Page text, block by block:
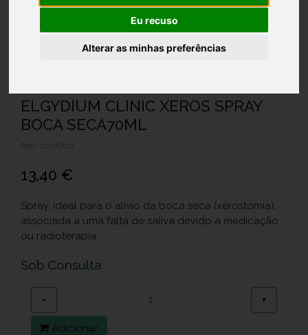
Eu recuso
Alterar as minhas preferências
ELGYDIUM CLINIC XEROS SPRAY
BOCA SECA70ML
Ref.: 7006726
13,40 €
Spray, ideal para o alívio da boca seca (xerostomia),
associada a uma falta de saliva devido a medicação
ou radioterapia.
Sob Consulta
− +
Adicionar